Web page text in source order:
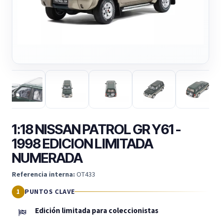
1:18 NISSAN PATROL GR Y61 -
1998 EDICION LIMITADA
NUMERADA
Referencia interna: OT433
PUNTOS CLAVE
Edición limitada para coleccionistas